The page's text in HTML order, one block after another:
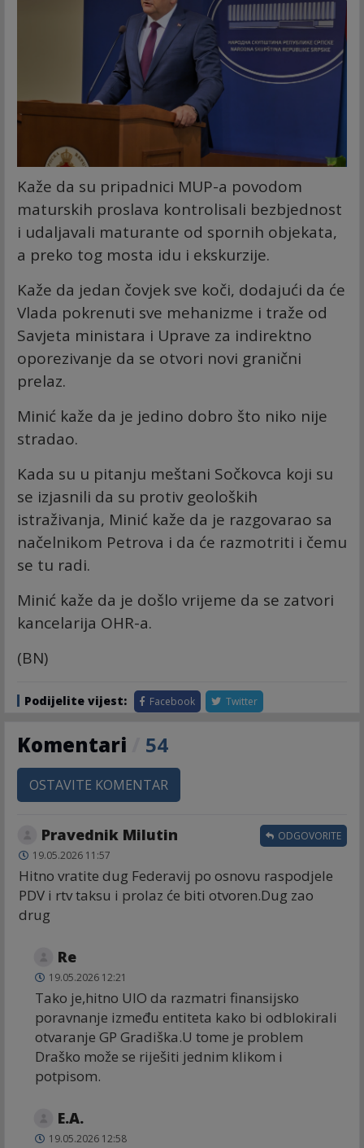
Kaže da su pripadnici MUP-a povodom
maturskih proslava kontrolisali bezbjednost
i udaljavali maturante od spornih objekata,
a preko tog mosta idu i ekskurzije.
Kaže da jedan čovjek sve koči, dodajući da će
Vlada pokrenuti sve mehanizme i traže od
Savjeta ministara i Uprave za indirektno
oporezivanje da se otvori novi granični
prelaz.
Minić kaže da je jedino dobro što niko nije
stradao.
Kada su u pitanju meštani Sočkovca koji su
se izjasnili da su protiv geoloških
istraživanja, Minić kaže da je razgovarao sa
načelnikom Petrova i da će razmotriti i čemu
se tu radi.
Minić kaže da je došlo vrijeme da se zatvori
kancelarija OHR-a.
(BN)
Podijelite vijest: Facebook Twitter
Komentari 54
OSTAVITE KOMENTAR
Pravednik Milutin
19.05.2026 11:57
Hitno vratite dug Federavij po osnovu raspodjele
PDV i rtv taksu i prolaz će biti otvoren.Dug zao
drug
ODGOVORITE
Re
19.05.2026 12:21
Tako je,hitno UIO da razmatri finansijsko
poravnanje između entiteta kako bi odblokirali
otvaranje GP Gradiška.U tome je problem
Draško može se riješiti jednim klikom i
potpisom.
E.A.
19.05.2026 12:58